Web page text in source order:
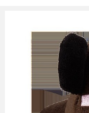
イベント/セミナー
eスポーツ